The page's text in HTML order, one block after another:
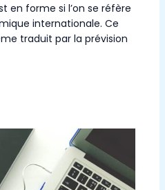
en forme si l’on se réfère
internationale. Ce
traduit par la prévision